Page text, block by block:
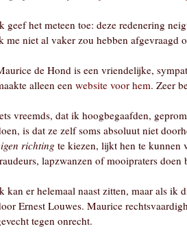
geef het meteen toe: deze redenering
me niet al vaker zou hebben afgevraagd
de Hond is een vriendelijke,
alleen eenwebsite voor hem. Zeer
vreemds, dat ik hoogbegaafden,
is dat ze zelf soms absoluut niet
richting te kiezen, lijkt hen te kunnen
lapzwanzen of mooipraters
kan er helemaal naast zitten, maar als ik
Ernest Louwes. Maurice
tegen onrecht.